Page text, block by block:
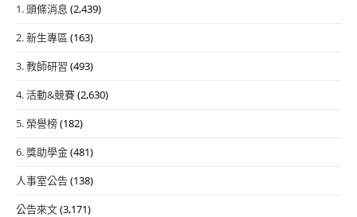
1. 頭條消息 (2,439)
2. 新生專區 (163)
3. 教師研習 (493)
4. 活動&競賽(2,630)
5. 榮譽榜(182)
6. 獎助學金(481)
人事室公告(138)
公告來文(3,171)